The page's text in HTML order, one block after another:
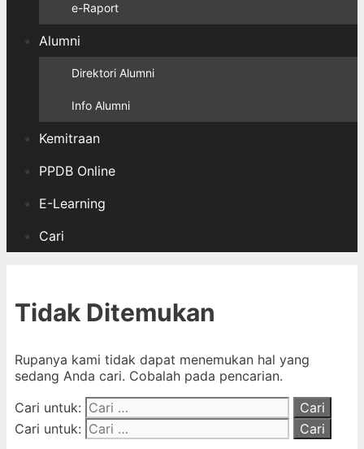
e-Raport
Alumni
Direktori Alumni
Info Alumni
Kemitraan
PPDB Online
E-Learning
Cari
Tidak Ditemukan
Rupanya kami tidak dapat menemukan hal yang
sedang Anda cari. Cobalah pada pencarian.
Cari untuk:
Cari untuk: